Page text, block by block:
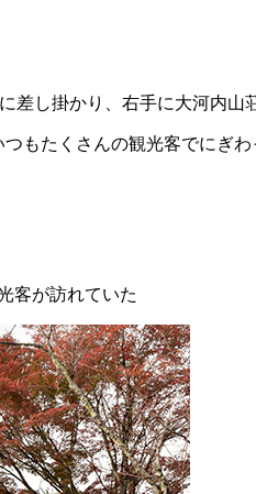
し掛かり、右手に大河内山
もたくさんの観光客でにぎ
客が訪れていた